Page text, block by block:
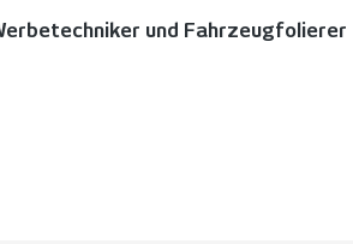
und Fahrzeugfolierer